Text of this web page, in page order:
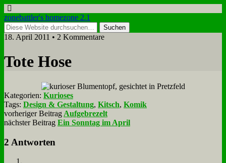
zonebattler's homezone 2.1
18. April 2011 • 2 Kommentare
To­te Ho­se
Kategorien: Kurioses
Tags: Design & Gestaltung, Kitsch, Komik
vorheriger Beitrag Aufgebrezelt
nächster Beitrag Ein Sonntag im April
2 Antworten